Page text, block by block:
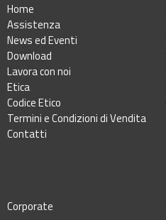
Home
Assistenza
News ed Eventi
Download
Lavora con noi
Etica
Codice Etico
Termini e Condizioni di Vendita
Contatti
Corporate